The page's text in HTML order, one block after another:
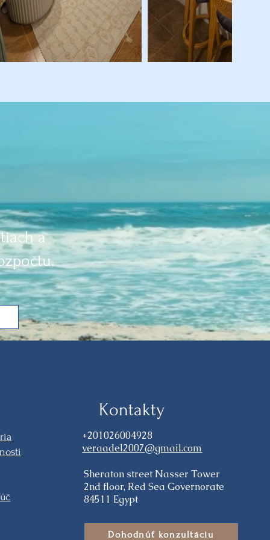
a
+201026004928
veraadel2007@gmail.com
Sheraton street Nasser Tower
2nd floor, Red Sea Governorate
84511 Egypt
Dohodnúť konzultáciu
Kontakty